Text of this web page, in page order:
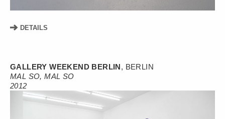
DETAILS
GALLERY WEEKEND BERLIN, BERLIN
MAL SO, MAL SO
2012